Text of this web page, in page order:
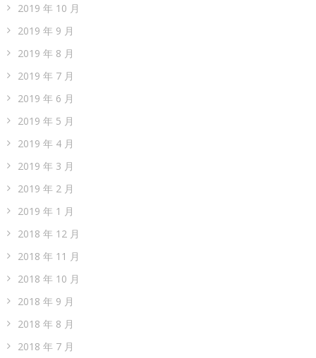
2019 年 10 月
2019 年 9 月
2019 年 8 月
2019 年 7 月
2019 年 6 月
2019 年 5 月
2019 年 4 月
2019 年 3 月
2019 年 2 月
2019 年 1 月
2018 年 12 月
2018 年 11 月
2018 年 10 月
2018 年 9 月
2018 年 8 月
2018 年 7 月